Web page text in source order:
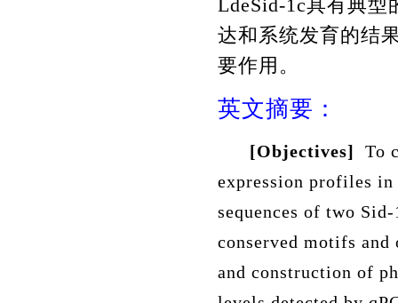
LdeSid-1c具有典型
达和系统发育的结
要作用。
英文摘要：
[Objectives]
To
expression profiles in
sequences of two
conserved motifs
and construction of